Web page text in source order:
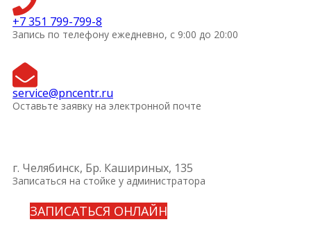
+7 351 799-799-8
Запись по телефону ежедневно, с 9:00 до 20:00
service@pncentr.ru
Оставьте заявку на электронной почте
г. Челябинск, Бр. Кашириных, 135
Записаться на стойке у администратора
ЗАПИСАТЬСЯ ОНЛАЙН